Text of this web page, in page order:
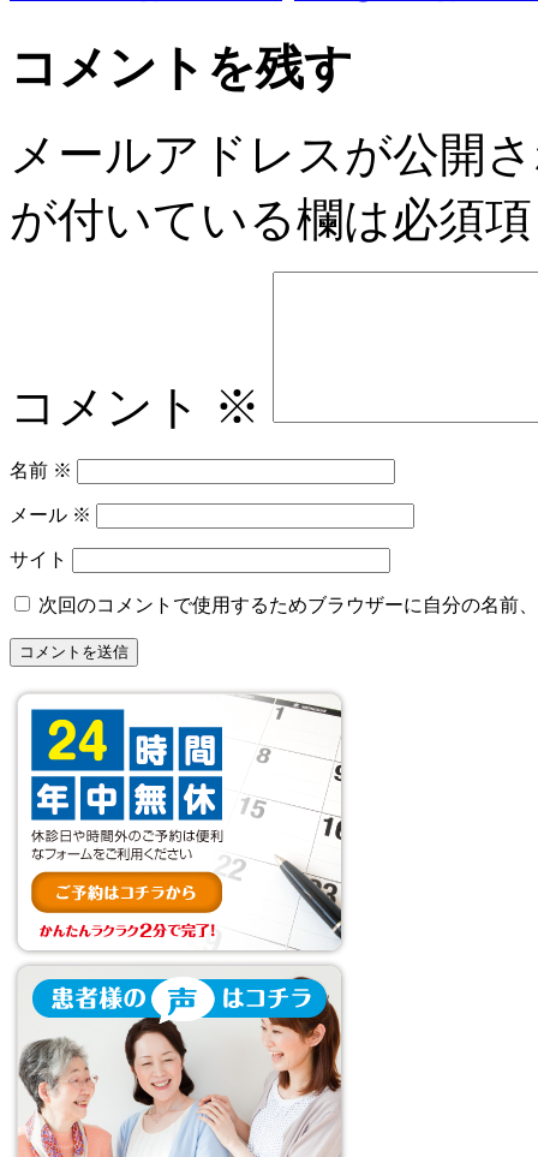
コメントを残す
メールアドレスが公開
が付いている欄は必須
コメント ※
名前 ※
メール ※
サイト
次回のコメントで使用するためブラウザーに自分の名前